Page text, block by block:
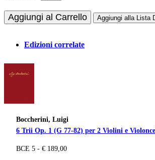
Aggiungi al Carrello Aggiungi alla Lista
Edizioni correlate
Boccherini, Luigi
6 Trii Op. 1 (G 77-82) per 2 Violini e
BCE 5 - € 189,00